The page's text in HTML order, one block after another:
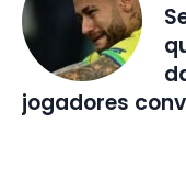
jogadores